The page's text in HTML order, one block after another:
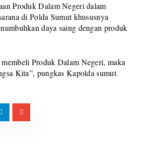
Produk Dalam Negeri dalam
di Polda Sumut khususnya
daya saing dengan produk
Produk Dalam Negeri, maka
Kita”, pungkas Kapolda sumut.